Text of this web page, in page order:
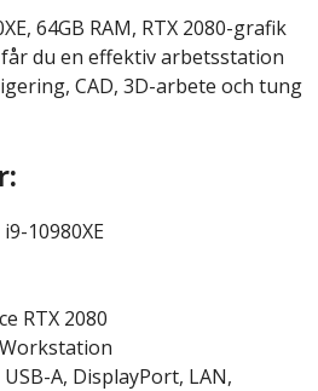
64GB RAM, RTX 2080-grafik
du en effektiv arbetsstation
CAD, 3D-arbete och tung
10980XE
RTX 2080
A, DisplayPort, LAN,